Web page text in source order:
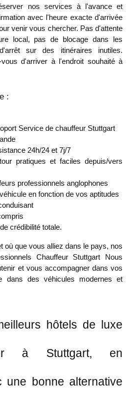
nos services à l'avance et
avec l'heure exacte d'arrivée
venir vous chercher. Pas d'attente
local, pas de blocage dans les
sur des itinéraires inutiles.
d'arriver à l'endroit souhaité à
:
Service de chauffeur Stuttgart
24h/24 et 7j/7
pratiques et faciles depuis/vers
professionnels anglophones
en fonction de vos aptitudes
crédibilité totale.
où que vous alliez dans le pays, nos
Chauffeur Stuttgart Nous
et vous accompagner dans vos
dans des véhicules modernes et
hôtels de luxe
à Stuttgart, en
une bonne alternative